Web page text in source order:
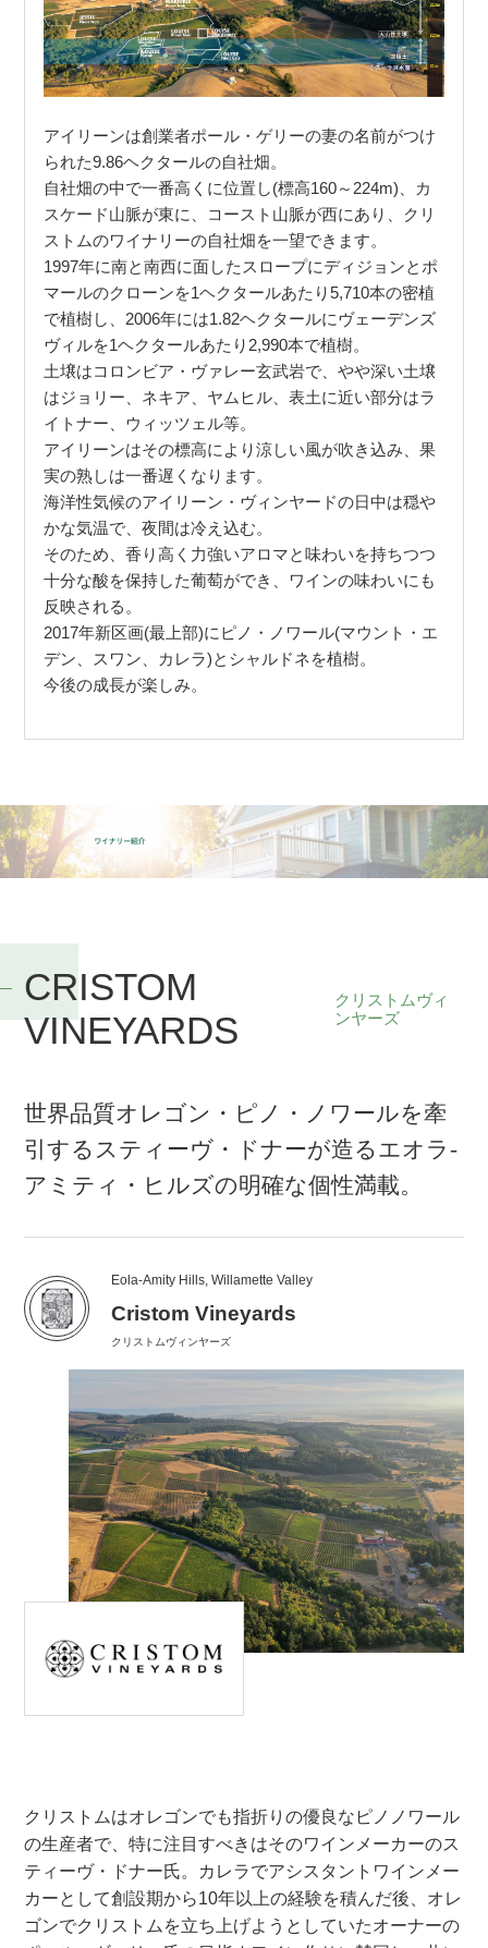
アイリーンは創業者ポール・ゲリーの妻の名前がつけ
られた9.86ヘクタールの自社畑。
自社畑の中で一番高くに位置し(標高160～224m)、カ
スケード山脈が東に、コースト山脈が西にあり、クリ
ストムのワイナリーの自社畑を一望できます。
1997年に南と南西に面したスロープにディジョンとポ
マールのクローンを1ヘクタールあたり5,710本の密植
で植樹し、2006年には1.82ヘクタールにヴェーデンズ
ヴィルを1ヘクタールあたり2,990本で植樹。
土壌はコロンビア・ヴァレー玄武岩で、やや深い土壌
はジョリー、ネキア、ヤムヒル、表土に近い部分はラ
イトナー、ウィッツェル等。
アイリーンはその標高により涼しい風が吹き込み、果
実の熟しは一番遅くなります。
海洋性気候のアイリーン・ヴィンヤードの日中は穏や
かな気温で、夜間は冷え込む。
そのため、香り高く力強いアロマと味わいを持ちつつ
十分な酸を保持した葡萄ができ、ワインの味わいにも
反映される。
2017年新区画(最上部)にピノ・ノワール(マウント・エ
デン、スワン、カレラ)とシャルドネを植樹。
今後の成長が楽しみ。
CRISTOM
VINEYARDS
クリストムヴィ
ンヤーズ
世界品質オレゴン・ピノ・ノワールを牽
引するスティーヴ・ドナーが造るエオラ-
アミティ・ヒルズの明確な個性満載。
Eola-Amity Hills, Willamette Valley
Cristom Vineyards
クリストムヴィンヤーズ
クリストムはオレゴンでも指折りの優良なピノノワール
の生産者で、特に注目すべきはそのワインメーカーのス
ティーヴ・ドナー氏。カレラでアシスタントワインメー
カーとして創設期から10年以上の経験を積んだ後、オレ
ゴンでクリストムを立ち上げようとしていたオーナーの